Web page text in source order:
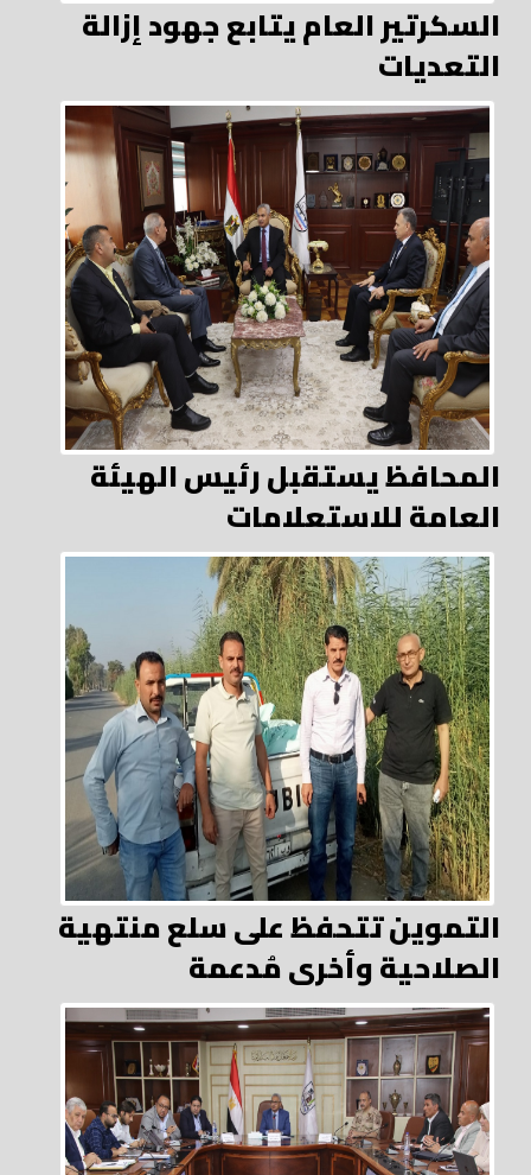
السكرتير العام يتابع جهود إزالة
التعديات
المحافظ يستقبل رئيس الهيئة
العامة للاستعلامات
التموين تتحفظ على سلع منتهية
الصلاحية وأخرى مُدعمة